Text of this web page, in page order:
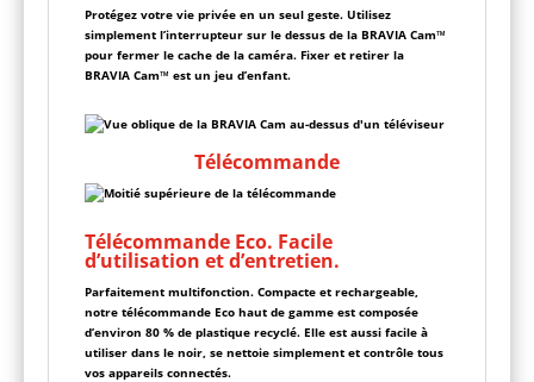
Protégez votre vie privée en un seul geste. Utilisez
simplement l’interrupteur sur le dessus de la BRAVIA Cam™
pour fermer le cache de la caméra. Fixer et retirer la
BRAVIA Cam™ est un jeu d’enfant.
Télécommande
Télécommande Eco. Facile
d’utilisation et d’entretien.
Parfaitement multifonction. Compacte et rechargeable,
notre télécommande Eco haut de gamme est composée
d’environ 80 % de plastique recyclé. Elle est aussi facile à
utiliser dans le noir, se nettoie simplement et contrôle tous
vos appareils connectés.